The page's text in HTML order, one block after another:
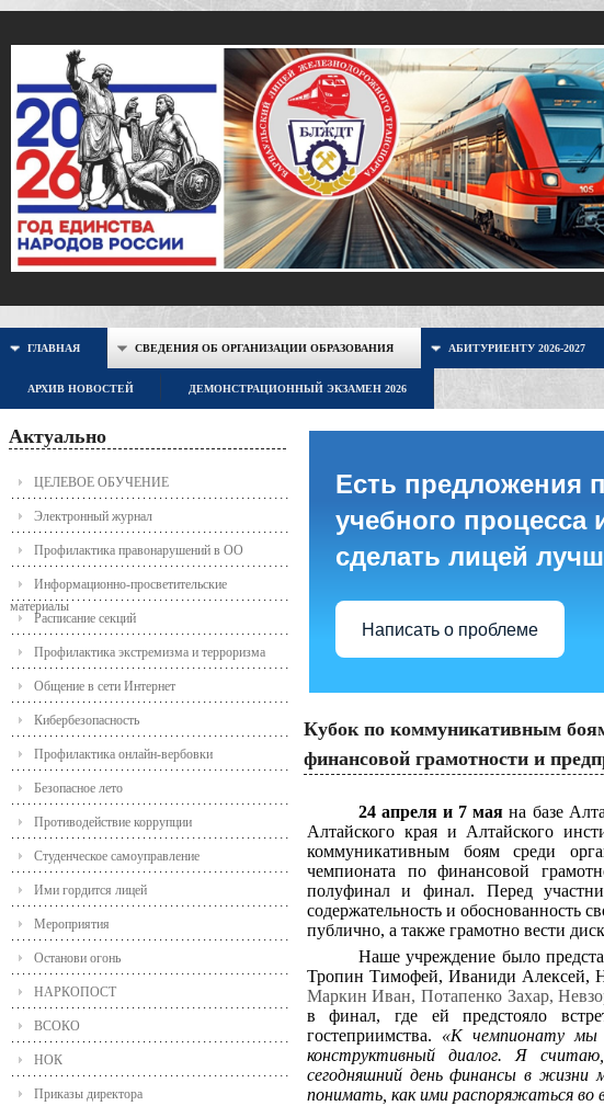
ГЛАВНАЯ СВЕДЕНИЯ ОБ ОРГАНИЗАЦИИ ОБРАЗОВАНИЯ АБИТУРИЕНТУ 2026-2027
АРХИВ НОВОСТЕЙ ДЕМОНСТРАЦИОННЫЙ ЭКЗАМЕН 2026
Актуально
ЦЕЛЕВОЕ ОБУЧЕНИЕ
Электронный журнал
Профилактика правонарушений в ОО
Информационно-просветительские
материалы
Расписание секций
Профилактика экстремизма и терроризма
Общение в сети Интернет
Кибербезопасность
Профилактика онлайн-вербовки
Безопасное лето
Противодействие коррупции
Студенческое самоуправление
Ими гордится лицей
Мероприятия
Останови огонь
НАРКОПОСТ
ВСОКО
НОК
Приказы директора
Есть предложения
учебного процесса
сделать лицей
Написать о проблеме
Кубок по коммуникативным
финансовой грамотности и
24 апреля и 7 маяна базе
Алтайского края и Алтайского
коммуникативным боям среди
чемпионата по финансовой
полуфинал и финал. Перед
содержательность и обоснованность
публично, а также грамотно вести
Наше учреждение было
Тропин Тимофей, Иваниди Алексей,
Маркин Иван, Потапенко Захар,
в финал, где ей предстояло
гостеприимства. «К чемпионату мы
конструктивный диалог. Я
сегодняшний день финансы в
понимать, как ими распоряжаться во